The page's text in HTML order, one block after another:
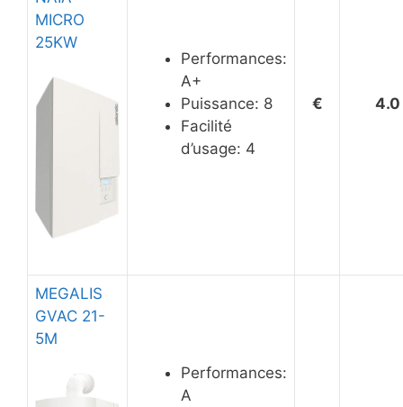
MICRO
25KW
Performances:
A+
Puissance: 8
Facilité
d’usage: 4
€ 4.0
MEGALIS
GVAC 21-
5M
Performances:
A